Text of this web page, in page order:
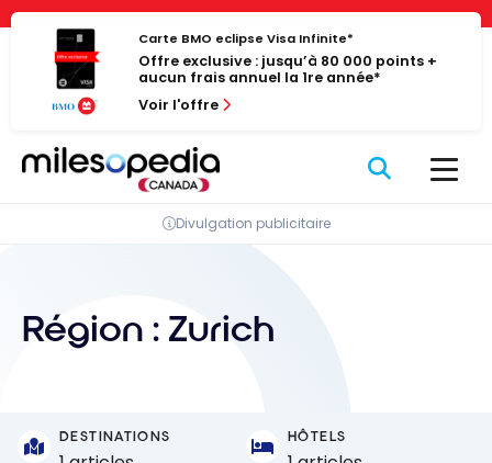
Panneau de gestion des cookies
Passer
contenu
Carte BMO eclipse Visa Infinite*
Offre exclusive : jusqu’à 80 000 points +
aucun frais annuel la 1re année*
Voir l'offre
Divulgation publicitaire
Région : Zurich
DESTINATIONS HÔTELS